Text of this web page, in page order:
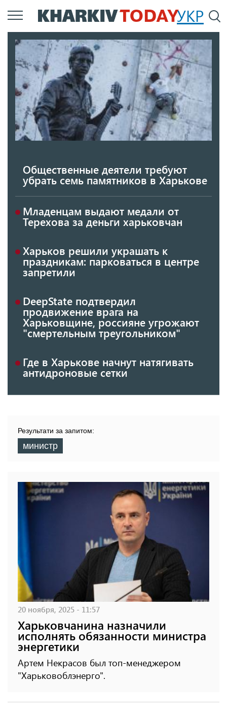
Перейти
к
содержанию
УКР
Общественные деятели требуют
убрать семь памятников в Харькове
Младенцам выдают медали от
Терехова за деньги харьковчан
Харьков решили украшать к
праздникам: парковаться в центре
запретили
DeepState подтвердил
продвижение врага на
Харьковщине, россияне угрожают
"смертельным треугольником"
Где в Харькове начнут натягивать
антидроновые сетки
Результати за запитом:
министр
20 ноября, 2025 - 11:57
Харьковчанина назначили
исполнять обязанности министра
энергетики
Артем Некрасов был топ-менеджером
"Харьковоблэнерго".